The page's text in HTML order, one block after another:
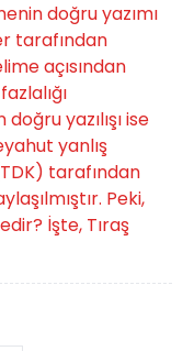
doğru yazımı
tarafından
açısından
yazılışı ise
yanlış
tarafından
Peki,
İşte, Tıraş